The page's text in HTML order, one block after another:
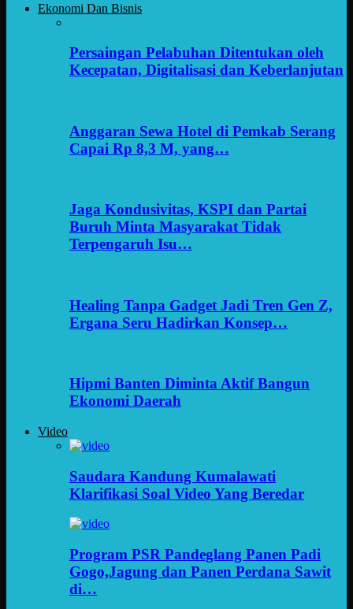
Ekonomi Dan Bisnis
Persaingan Pelabuhan Ditentukan oleh
Kecepatan, Digitalisasi dan Keberlanjutan
Anggaran Sewa Hotel di Pemkab Serang
Capai Rp 8,3 M, yang…
Jaga Kondusivitas, KSPI dan Partai
Buruh Minta Masyarakat Tidak
Terpengaruh Isu…
Healing Tanpa Gadget Jadi Tren Gen Z,
Ergana Seru Hadirkan Konsep…
Hipmi Banten Diminta Aktif Bangun
Ekonomi Daerah
Video
Saudara Kandung Kumalawati
Klarifikasi Soal Video Yang Beredar
Program PSR Pandeglang Panen Padi
Gogo,Jagung dan Panen Perdana Sawit
di…